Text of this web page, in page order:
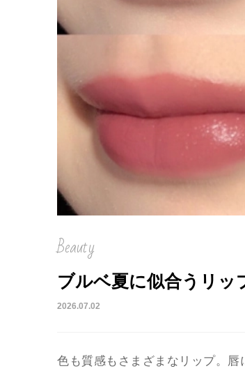
Beauty
ブルベ夏に似合うリッ
2026.07.02
色も質感もさまざまなリップ。